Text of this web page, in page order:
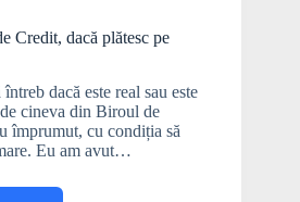
Credit, dacă plătesc pe
dacă este real sau este
cineva din Biroul de
împrumut, cu condiția să
Eu am avut…